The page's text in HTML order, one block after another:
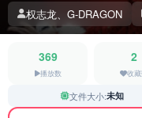
权志龙、G-DRAGON
369
播放数
2
收藏
文件大小:未知